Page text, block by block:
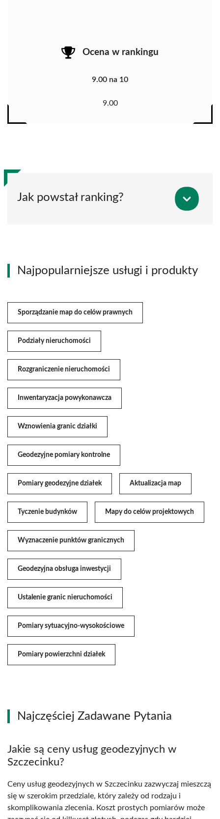
Ocena w rankingu
9.00 na 10
9.00
Jak powstał ranking?
Najpopularniejsze usługi i produkty
Sporządzanie map do celów prawnych
Podziały nieruchomości
Rozgraniczenie nieruchomości
Inwentaryzacja powykonawcza
Wznowienia granic działki
Geodezyjne pomiary kontrolne
Pomiary geodezyjne działek Aktualizacja map
Tyczenie budynków Mapy do celów projektowych
Wyznaczenie punktów granicznych
Geodezyjna obsługa inwestycji
Ustalenie granic nieruchomości
Pomiary sytuacyjno-wysokościowe
Pomiary powierzchni działek
Najczęściej Zadawane Pytania
Jakie są ceny usług geodezyjnych w
Szczecinku?
Ceny usług geodezyjnych w Szczecinku zazwyczaj mieszczą
się w szerokim przedziale, który zależy od rodzaju i
skomplikowania zlecenia. Koszt prostych pomiarów może